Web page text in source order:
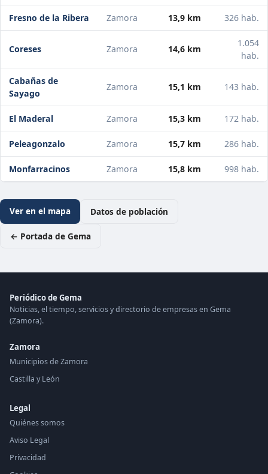
Fresno de la Ribera Zamora 13,9 km 326 hab.
Coreses Zamora 14,6 km
1.054
hab.
Cabañas de
Sayago
Zamora 15,1 km 143 hab.
El Maderal Zamora 15,3 km 172 hab.
Peleagonzalo Zamora 15,7 km 286 hab.
Monfarracinos Zamora 15,8 km 998 hab.
Ver en el mapa Datos de población
← Portada de Gema
Periódico de Gema
Noticias, el tiempo, servicios y directorio de empresas en Gema
(Zamora).
Zamora
Municipios de Zamora
Castilla y León
Legal
Quiénes somos
Aviso Legal
Privacidad